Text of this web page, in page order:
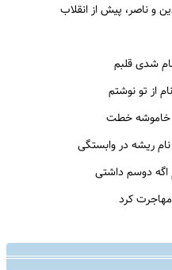
و ناصر، پیش از انقلاب
شدی قلبم
از تو نوشتم
خاموشه خطت
ریشه در وابستگی
اگه دوسم داشتی
کرد